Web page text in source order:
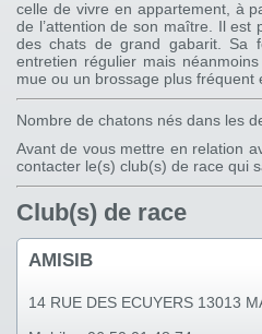
celle de vivre en appartement, à
de l’attention de son maître. Il est
des chats de grand gabarit. Sa
entretien régulier mais
mue ou un brossage plus fréquent
Nombre de chatons nés dans les
Avant de vous mettre en relation
contacter le(s) club(s) de race qui
Club(s) de race
AMISIB
14 RUE DES ECUYERS 13013